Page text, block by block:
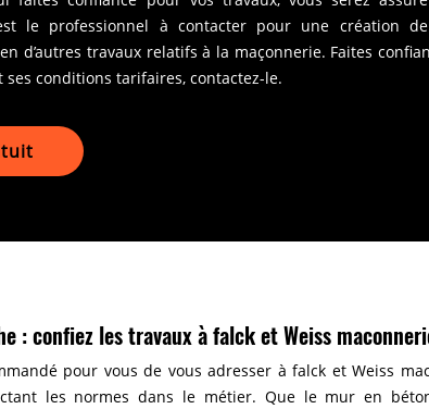
le professionnel à contacter pour une création
d’autres travaux relatifs à la maçonnerie. Faites
conditions tarifaires, contactez-le.
: confiez les travaux à falck et Weiss
pour vous de vous adresser à falck et Weiss
les normes dans le métier. Que le mur en